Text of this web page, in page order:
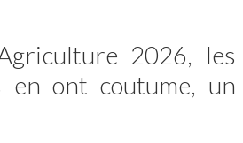
2026, les
en ont coutume, un